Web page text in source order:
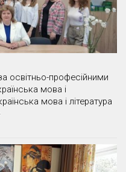
освітньо-професійними
мова і
мова і література